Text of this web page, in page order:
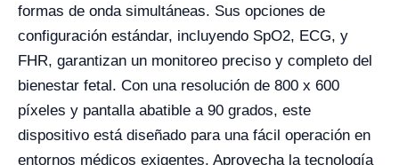
formas de onda simultáneas. Sus opciones de
configuración estándar, incluyendo SpO2, ECG, y
FHR, garantizan un monitoreo preciso y completo del
bienestar fetal. Con una resolución de 800 x 600
píxeles y pantalla abatible a 90 grados, este
dispositivo está diseñado para una fácil operación en
entornos médicos exigentes. Aprovecha la tecnología